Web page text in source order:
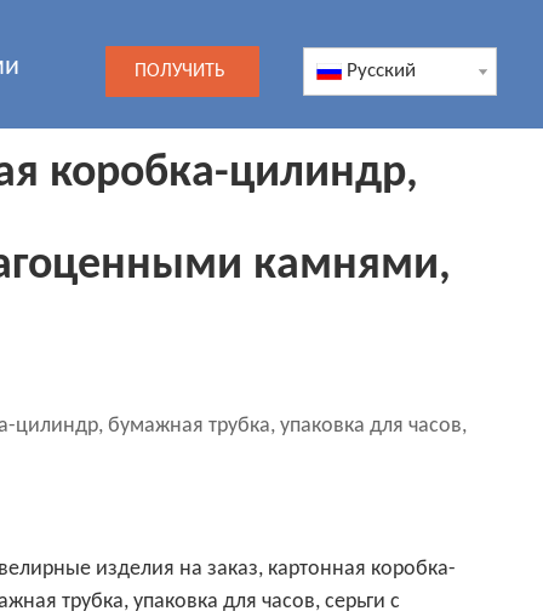
ПОЛУЧИТЬ Pусский
коробка-цилиндр,
камнями,
бумажная трубка, упаковка для часов,
изделия на заказ, картонная коробка-
трубка, упаковка для часов, серьги с